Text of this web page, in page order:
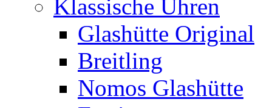
Klassische Uhren
Glashütte Original
Breitling
Nomos Glashütte